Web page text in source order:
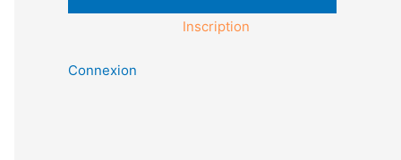
Inscription
Connexion